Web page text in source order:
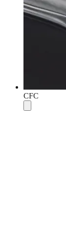
CFC
Compartilhar